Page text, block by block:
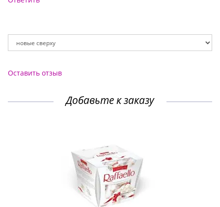
Оставить отзыв
Добавьте к заказу